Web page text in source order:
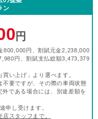
ン
円
800,000円、割賦元金2,238,000
円、割賦支払総額3,473,379
い上げ」より選べます。
不要ですが、その際の車両状態
外である場合には、別途差額を
申し受けます。
スタッフまで。